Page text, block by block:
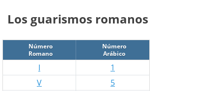
Los guarismos romanos
Número
Romano
Número
Arábico
I
1
V
5